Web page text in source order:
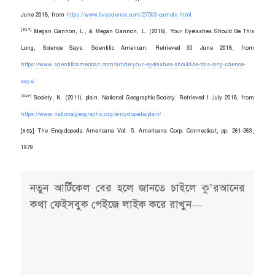
নতুন আর্টিকেল বের হলে জানতে চাইলে কু’রআনের
কথা ফেইসবুক পেইজে লাইক করে রাখুন—